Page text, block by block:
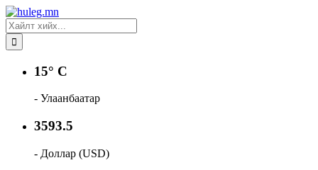
15° C
- Улаанбаатар
3593.5
- Доллар (USD)